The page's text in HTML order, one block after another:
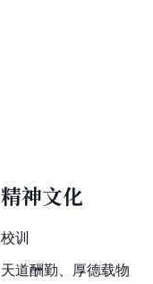
精神文化
校训
天道酬勤、厚德载物